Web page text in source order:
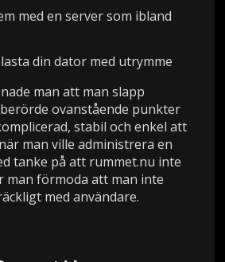
med en server som ibland
din dator med utrymme
man att man slapp
ovanstående punkter
stabil och enkel att
man ville administrera en
tanke på att rummet.nu inte
man förmoda att man inte
med användare.